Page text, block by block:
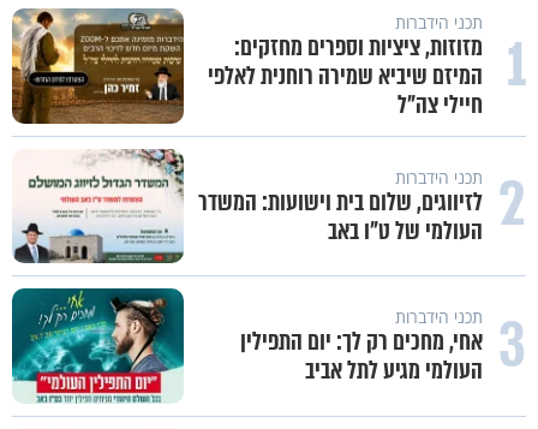
1 תכני הידברות
מזוזות, ציציות וספרים מחזקים:
המיזם שיביא שמירה רוחנית לאלפי
חיילי צה"ל
2 תכני הידברות
לזיווגים, שלום בית וישועות: המשדר
העולמי של ט"ו באב
3 תכני הידברות
אחי, מחכים רק לך: יום התפילין
העולמי מגיע לתל אביב